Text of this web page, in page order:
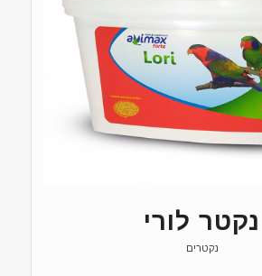
נקטר לורי
נקטרים